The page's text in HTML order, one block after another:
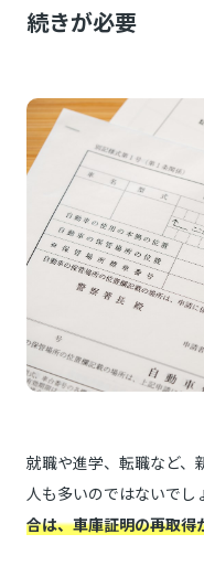
続きが必要
就職や進学、転職など、
人も多いのではないでし
合は、車庫証明の再取得